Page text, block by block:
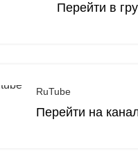
Перейти в
RuTube
Перейти на